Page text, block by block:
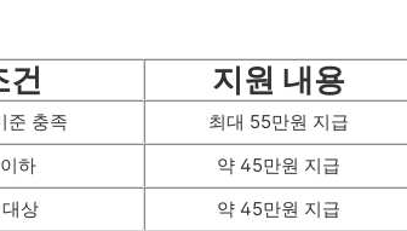
건 지원 내용
준 충족
최대 55만원 지급
하
약 45만원 지급
상
약 45만원 지급